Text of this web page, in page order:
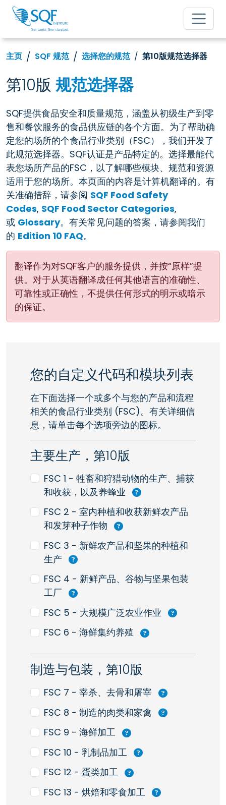
主页 SQF 规范 选择您的规范 第10版规范选择器
第10版 规范选择器
SQF提供食品安全和质量规范，涵盖从初级生产到零
售和餐饮服务的食品供应链的各个方面。为了帮助确
定您的场所的个食品行业类别（FSC），我们开发了
此规范选择器。SQF认证是产品特定的。选择最能代
表您场所产品的FSC，以了解哪些模块、规范和资源
适用于您的场所。本页面的内容是计算机翻译的。有
关准确措辞，请参阅 SQF Food Safety
Codes, SQF Food Sector Categories,
或 Glossary。有关常见问题的答案，请参阅我们
的 Edition 10 FAQ。
翻译作为对SQF客户的服务提供，并按“原样”提
供。对于从英语翻译成任何其他语言的准确性、
可靠性或正确性，不提供任何形式的明示或暗示
的保证。
您的自定义代码和模块列表
在下面选择一个或多个与您的产品和流程
相关的食品行业类别 (FSC)。有关详细信
息，请单击每个选项旁边的图标。
主要生产，第10版
FSC 1 - 牲畜和狩猎动物的生产、捕获
和收获，以及养蜂业
FSC 2 - 室内种植和收获新鲜农产品
和发芽种子作物
FSC 3 - 新鲜农产品和坚果的种植和
生产
FSC 4 - 新鲜产品、谷物与坚果包装
工厂
FSC 5 - 大规模广泛农业作业
FSC 6 - 海鲜集约养殖
制造与包装，第10版
FSC 7 - 宰杀、去骨和屠宰
FSC 8 - 制造的肉类和家禽
FSC 9 - 海鲜加工
FSC 10 - 乳制品加工
FSC 12 - 蛋类加工
FSC 13 - 烘焙和零食加工